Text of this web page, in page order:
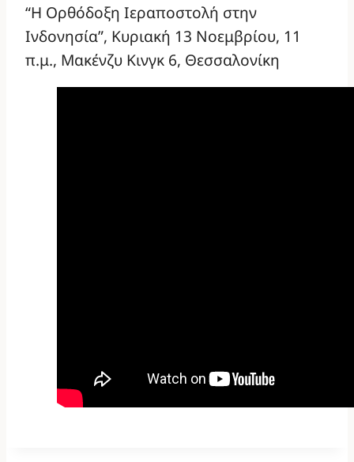
“Η Ορθόδοξη Ιεραποστολή στην
Ινδονησία”, Κυριακή 13 Νοεμβρίου, 11
π.μ., Μακένζυ Κινγκ 6, Θεσσαλονίκη